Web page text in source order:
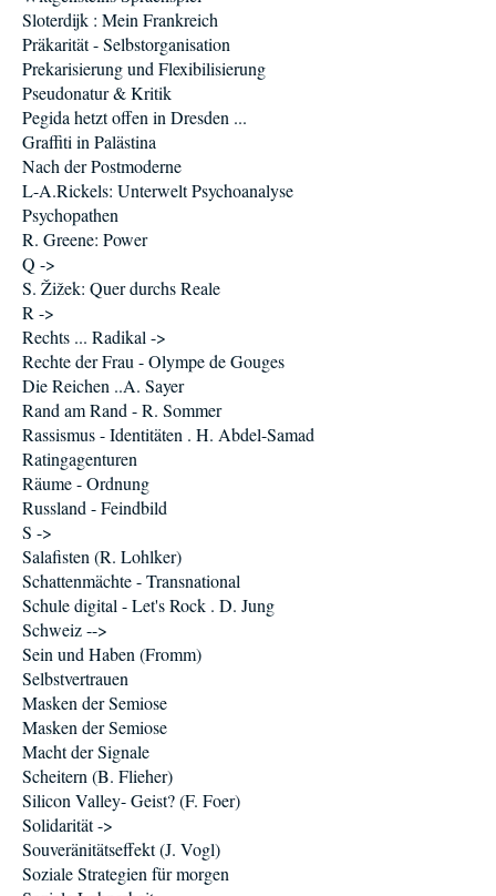
Sloterdijk : Mein Frankreich
Präkarität - Selbstorganisation
Prekarisierung und Flexibilisierung
Pseudonatur & Kritik
Pegida hetzt offen in Dresden ...
Graffiti in Palästina
Nach der Postmoderne
L-A.Rickels: Unterwelt Psychoanalyse
Psychopathen
R. Greene: Power
Q ->
S. Žižek: Quer durchs Reale
R ->
Rechts ... Radikal ->
Rechte der Frau - Olympe de Gouges
Die Reichen ..A. Sayer
Rand am Rand - R. Sommer
Rassismus - Identitäten . H. Abdel-Samad
Ratingagenturen
Räume - Ordnung
Russland - Feindbild
S ->
Salafisten (R. Lohlker)
Schattenmächte - Transnational
Schule digital - Let's Rock . D. Jung
Schweiz -->
Sein und Haben (Fromm)
Selbstvertrauen
Masken der Semiose
Masken der Semiose
Macht der Signale
Scheitern (B. Flieher)
Silicon Valley- Geist? (F. Foer)
Solidarität ->
Souveränitätseffekt (J. Vogl)
Soziale Strategien für morgen